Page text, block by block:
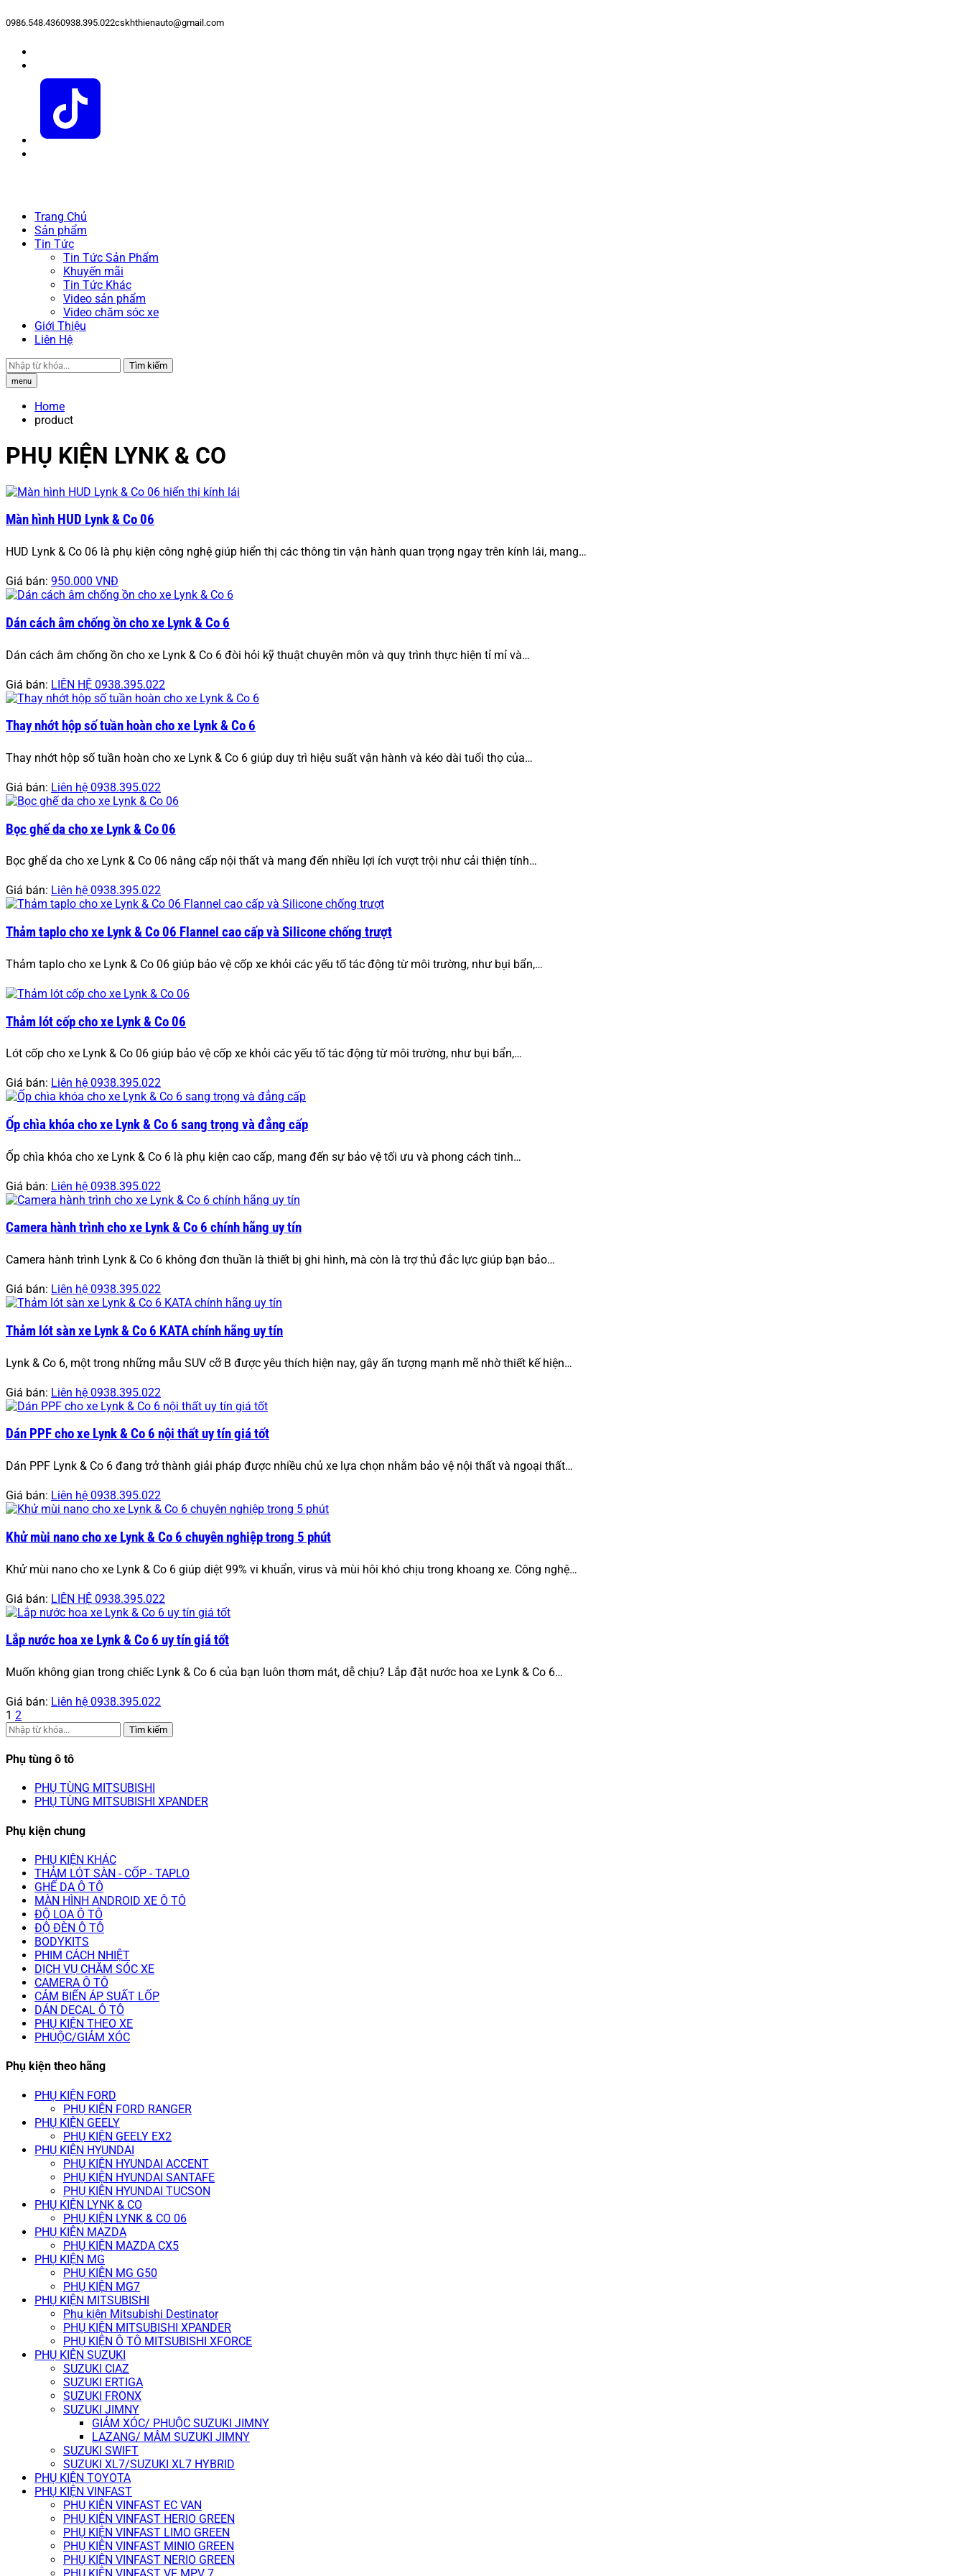
0986.548.4360938.395.022cskhthienauto@gmail.com
Trang Chủ
Sản phẩm
Tin Tức
Tin Tức Sản Phẩm
Khuyến mãi
Tin Tức Khác
Video sản phẩm
Video chăm sóc xe
Giới Thiệu
Liên Hệ
Tìm kiếm
menu
Home
product
PHỤ KIỆN LYNK & CO
Màn hình HUD Lynk & Co 06
HUD Lynk & Co 06 là phụ kiện công nghệ giúp hiển thị các thông tin vận hành quan trọng ngay trên kính lái, mang…
Giá bán: 950.000 VNĐ
Dán cách âm chống ồn cho xe Lynk & Co 6
Dán cách âm chống ồn cho xe Lynk & Co 6 đòi hỏi kỹ thuật chuyên môn và quy trình thực hiện tỉ mỉ và…
Giá bán: LIÊN HỆ 0938.395.022
Thay nhớt hộp số tuần hoàn cho xe Lynk & Co 6
Thay nhớt hộp số tuần hoàn cho xe Lynk & Co 6 giúp duy trì hiệu suất vận hành và kéo dài tuổi thọ của…
Giá bán: Liên hệ 0938.395.022
Bọc ghế da cho xe Lynk & Co 06
Bọc ghế da cho xe Lynk & Co 06 nâng cấp nội thất và mang đến nhiều lợi ích vượt trội như cải thiện tính…
Giá bán: Liên hệ 0938.395.022
Thảm taplo cho xe Lynk & Co 06 Flannel cao cấp và Silicone chống trượt
Thảm taplo cho xe Lynk & Co 06 giúp bảo vệ cốp xe khỏi các yếu tố tác động từ môi trường, như bụi bẩn,…
Thảm lót cốp cho xe Lynk & Co 06
Lót cốp cho xe Lynk & Co 06 giúp bảo vệ cốp xe khỏi các yếu tố tác động từ môi trường, như bụi bẩn,…
Giá bán: Liên hệ 0938.395.022
Ốp chìa khóa cho xe Lynk & Co 6 sang trọng và đẳng cấp
Ốp chìa khóa cho xe Lynk & Co 6 là phụ kiện cao cấp, mang đến sự bảo vệ tối ưu và phong cách tinh…
Giá bán: Liên hệ 0938.395.022
Camera hành trình cho xe Lynk & Co 6 chính hãng uy tín
Camera hành trình Lynk & Co 6 không đơn thuần là thiết bị ghi hình, mà còn là trợ thủ đắc lực giúp bạn bảo…
Giá bán: Liên hệ 0938.395.022
Thảm lót sàn xe Lynk & Co 6 KATA chính hãng uy tín
Lynk & Co 6, một trong những mẫu SUV cỡ B được yêu thích hiện nay, gây ấn tượng mạnh mẽ nhờ thiết kế hiện…
Giá bán: Liên hệ 0938.395.022
Dán PPF cho xe Lynk & Co 6 nội thất uy tín giá tốt
Dán PPF Lynk & Co 6 đang trở thành giải pháp được nhiều chủ xe lựa chọn nhằm bảo vệ nội thất và ngoại thất…
Giá bán: Liên hệ 0938.395.022
Khử mùi nano cho xe Lynk & Co 6 chuyên nghiệp trong 5 phút
Khử mùi nano cho xe Lynk & Co 6 giúp diệt 99% vi khuẩn, virus và mùi hôi khó chịu trong khoang xe. Công nghệ…
Giá bán: LIÊN HỆ 0938.395.022
Lắp nước hoa xe Lynk & Co 6 uy tín giá tốt
Muốn không gian trong chiếc Lynk & Co 6 của bạn luôn thơm mát, dễ chịu? Lắp đặt nước hoa xe Lynk & Co 6…
Giá bán: Liên hệ 0938.395.022
1 2
Tìm kiếm
Phụ tùng ô tô
PHỤ TÙNG MITSUBISHI
PHỤ TÙNG MITSUBISHI XPANDER
Phụ kiện chung
PHỤ KIỆN KHÁC
THẢM LÓT SÀN - CỐP - TAPLO
GHẾ DA Ô TÔ
MÀN HÌNH ANDROID XE Ô TÔ
ĐỘ LOA Ô TÔ
ĐỘ ĐÈN Ô TÔ
BODYKITS
PHIM CÁCH NHIỆT
DỊCH VỤ CHĂM SÓC XE
CAMERA Ô TÔ
CẢM BIẾN ÁP SUẤT LỐP
DÁN DECAL Ô TÔ
PHỤ KIỆN THEO XE
PHUỘC/GIẢM XÓC
Phụ kiện theo hãng
PHỤ KIỆN FORD
PHỤ KIỆN FORD RANGER
PHỤ KIỆN GEELY
PHỤ KIỆN GEELY EX2
PHỤ KIỆN HYUNDAI
PHỤ KIỆN HYUNDAI ACCENT
PHỤ KIỆN HYUNDAI SANTAFE
PHỤ KIỆN HYUNDAI TUCSON
PHỤ KIỆN LYNK & CO
PHỤ KIỆN LYNK & CO 06
PHỤ KIỆN MAZDA
PHỤ KIỆN MAZDA CX5
PHỤ KIỆN MG
PHỤ KIỆN MG G50
PHỤ KIỆN MG7
PHỤ KIỆN MITSUBISHI
Phụ kiện Mitsubishi Destinator
PHỤ KIỆN MITSUBISHI XPANDER
PHỤ KIỆN Ô TÔ MITSUBISHI XFORCE
PHỤ KIỆN SUZUKI
SUZUKI CIAZ
SUZUKI ERTIGA
SUZUKI FRONX
SUZUKI JIMNY
GIẢM XÓC/ PHUỘC SUZUKI JIMNY
LAZANG/ MÂM SUZUKI JIMNY
SUZUKI SWIFT
SUZUKI XL7/SUZUKI XL7 HYBRID
PHỤ KIỆN TOYOTA
PHỤ KIỆN VINFAST
PHỤ KIỆN VINFAST EC VAN
PHỤ KIỆN VINFAST HERIO GREEN
PHỤ KIỆN VINFAST LIMO GREEN
PHỤ KIỆN VINFAST MINIO GREEN
PHỤ KIỆN VINFAST NERIO GREEN
PHỤ KIỆN VINFAST VF MPV 7